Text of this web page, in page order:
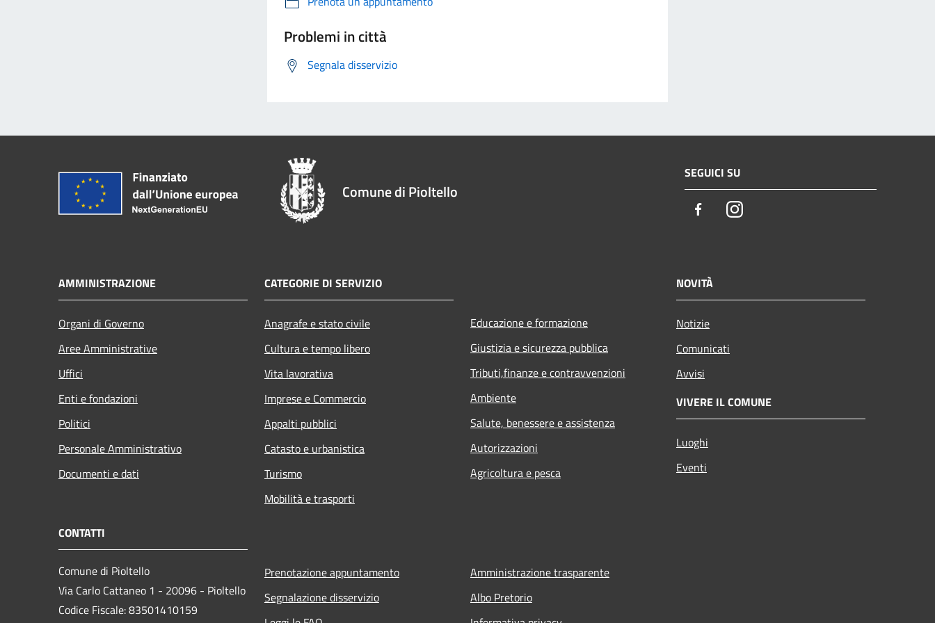
Problemi in città
Segnala disservizio
Comune di Pioltello
SEGUICI SU
FacebookInstagram
AMMINISTRAZIONE
Organi di Governo
Aree Amministrative
Uffici
Enti e fondazioni
Politici
Personale Amministrativo
Documenti e dati
CATEGORIE DI SERVIZIO
Anagrafe e stato civile
Cultura e tempo libero
Vita lavorativa
Imprese e Commercio
Appalti pubblici
Catasto e urbanistica
Turismo
Mobilità e trasporti
Educazione e formazione
Giustizia e sicurezza pubblica
Tributi,finanze e contravvenzioni
Ambiente
Salute, benessere e assistenza
Autorizzazioni
Agricoltura e pesca
NOVITÀ
Notizie
Comunicati
Avvisi
VIVERE IL COMUNE
Luoghi
Eventi
CONTATTI
Comune di Pioltello
Via Carlo Cattaneo 1 - 20096 - Pioltello
Codice Fiscale: 83501410159
Prenotazione appuntamento
Segnalazione disservizio
Amministrazione trasparente
Albo Pretorio